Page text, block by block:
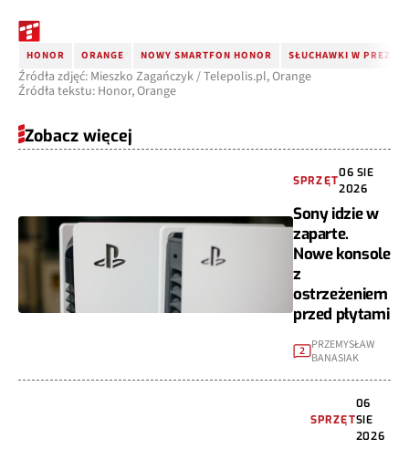
HONOR ORANGE NOWY SMARTFON HONOR SŁUCHAWKI W
Źródła zdjęć: Mieszko Zagańczyk / Telepolis.pl, Orange
Źródła tekstu: Honor, Orange
Zobacz więcej
SPRZĘT
06 SIE
2026
Sony idzie w
zaparte.
Nowe konsole
z
ostrzeżeniem
przed płytami
2 PRZEMYSŁAW
BANASIAK
SPRZĘT
06
SIE
2026